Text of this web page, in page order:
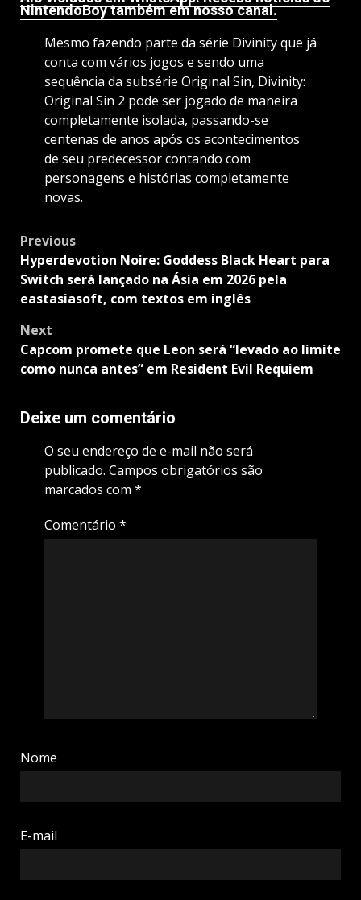
NintendoBoy também em nosso canal.
Mesmo fazendo parte da série Divinity que já
conta com vários jogos e sendo uma
sequência da subsérie Original Sin, Divinity:
Original Sin 2 pode ser jogado de maneira
completamente isolada, passando-se
centenas de anos após os acontecimentos
de seu predecessor contando com
personagens e histórias completamente
novas.
Post
navigation
Previous
Hyperdevotion Noire: Goddess Black Heart para
Switch será lançado na Ásia em 2026 pela
eastasiasoft, com textos em inglês
Next
Capcom promete que Leon será “levado ao limite
como nunca antes” em Resident Evil Requiem
Deixe um comentário
O seu endereço de e-mail não será
publicado. Campos obrigatórios são
marcados com *
Comentário *
Nome
E-mail